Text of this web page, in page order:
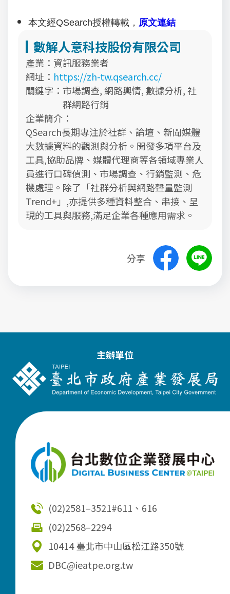
本文經QSearch授權轉載， 原文連結
數解人意科技股份有限公司
產業： 資訊服務業者
網址： https://zh-tw.qsearch.cc/
關鍵字： 市場調查, 網路輿情, 數據分析, 社
群網路行銷
企業簡介：
QSearch長期專注於社群、論壇、新聞媒體
大數據資料的觀測與分析。開發多項平台及
工具,協助品牌、媒體代理商等各領域專業人
員進行口碑偵測、市場調查、行銷監測、危
機處理。除了「社群分析與網路聲量監測
Trend+」,亦提供多種資料整合、串接、呈
現的工具與服務,滿足企業各種應用需求。
分享
主辦單位
(02)2581–3521#611、616
(02)2568–2294
10414 臺北市中山區松江路350號
DBC@ieatpe.org.tw